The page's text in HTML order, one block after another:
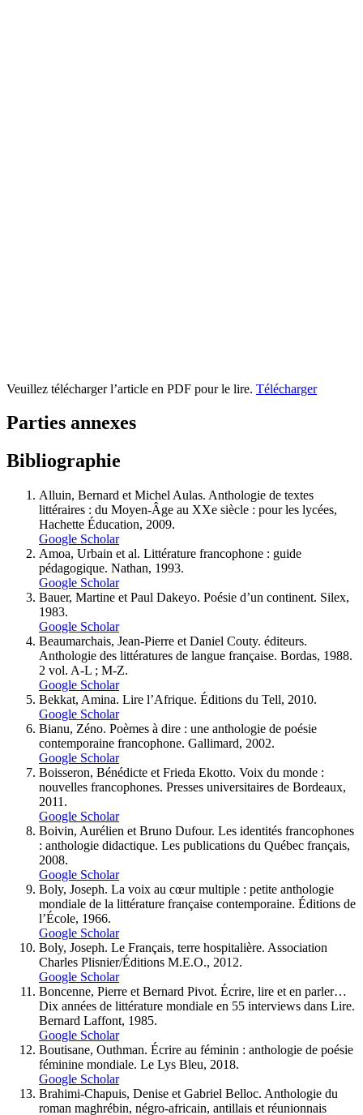
Veuillez télécharger l’article en PDF pour le lire. Télécharger
Parties annexes
Bibliographie
Alluin, Bernard et Michel Aulas. Anthologie de textes
littéraires : du Moyen-Âge au XXe siècle : pour les lycées,
Hachette Éducation, 2009.
Google Scholar
Amoa, Urbain et al. Littérature francophone : guide
pédagogique. Nathan, 1993.
Google Scholar
Bauer, Martine et Paul Dakeyo. Poésie d’un continent. Silex,
1983.
Google Scholar
Beaumarchais, Jean-Pierre et Daniel Couty. éditeurs.
Anthologie des littératures de langue française. Bordas, 1988.
2 vol. A-L ; M-Z.
Google Scholar
Bekkat, Amina. Lire l’Afrique. Éditions du Tell, 2010.
Google Scholar
Bianu, Zéno. Poèmes à dire : une anthologie de poésie
contemporaine francophone. Gallimard, 2002.
Google Scholar
Boisseron, Bénédicte et Frieda Ekotto. Voix du monde :
nouvelles francophones. Presses universitaires de Bordeaux,
2011.
Google Scholar
Boivin, Aurélien et Bruno Dufour. Les identités francophones
: anthologie didactique. Les publications du Québec français,
2008.
Google Scholar
Boly, Joseph. La voix au cœur multiple : petite anthologie
mondiale de la littérature française contemporaine. Éditions de
l’École, 1966.
Google Scholar
Boly, Joseph. Le Français, terre hospitalière. Association
Charles Plisnier/Éditions M.E.O., 2012.
Google Scholar
Boncenne, Pierre et Bernard Pivot. Écrire, lire et en parler…
Dix années de littérature mondiale en 55 interviews dans Lire.
Bernard Laffont, 1985.
Google Scholar
Boutisane, Outhman. Écrire au féminin : anthologie de poésie
féminine mondiale. Le Lys Bleu, 2018.
Google Scholar
Brahimi-Chapuis, Denise et Gabriel Belloc. Anthologie du
roman maghrébin, négro-africain, antillais et réunionnais